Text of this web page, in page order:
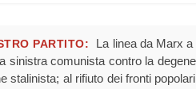
PARTITO:
La linea da Marx
sinistra comunista contro la
stalinista; al rifiuto dei fronti